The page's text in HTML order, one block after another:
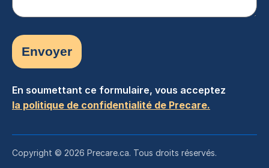
En soumettant ce formulaire, vous acceptez
la politique de confidentialité de Precare.
Copyright © 2026 Precare.ca. Tous droits réservés.